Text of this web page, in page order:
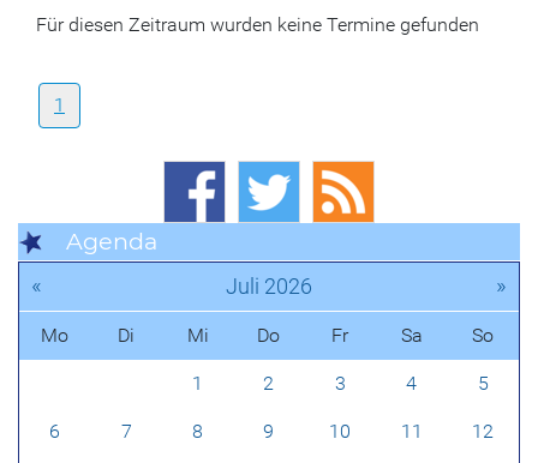
Für diesen Zeitraum wurden keine Termine gefunden
1
Agenda
« Juli 2026 »
Mo Di Mi Do Fr Sa So
1 2 3 4 5
6 7 8 9 10 11 12